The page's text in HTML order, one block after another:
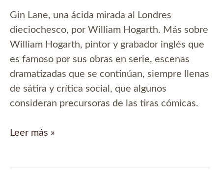
Gin Lane, una ácida mirada al Londres
dieciochesco, por William Hogarth. Más sobre
William Hogarth, pintor y grabador inglés que
es famoso por sus obras en serie, escenas
dramatizadas que se continúan, siempre llenas
de sátira y crítica social, que algunos
consideran precursoras de las tiras cómicas.
El
Leer más »